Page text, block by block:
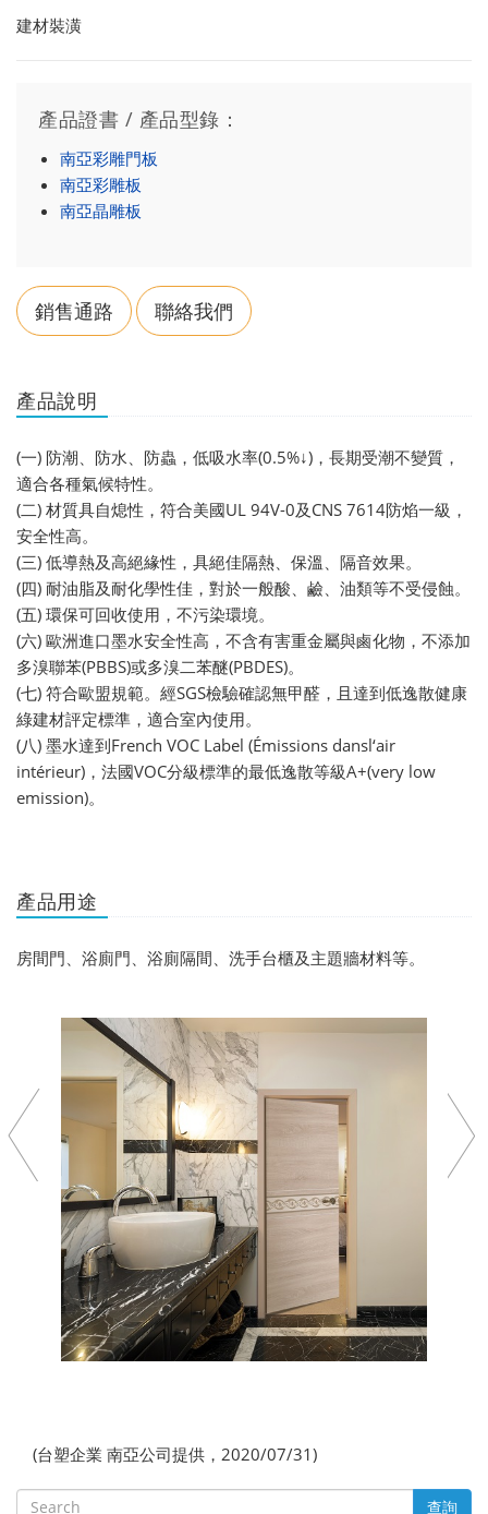
建材裝潢
產品證書 / 產品型錄：
南亞彩雕門板
南亞彩雕板
南亞晶雕板
銷售通路 聯絡我們
產品說明
(一) 防潮、防水、防蟲，低吸水率(0.5%↓)，長期受潮不變質，
適合各種氣候特性。
(二) 材質具自熄性，符合美國UL 94V-0及CNS 7614防焰一級，
安全性高。
(三) 低導熱及高絕緣性，具絕佳隔熱、保溫、隔音效果。
(四) 耐油脂及耐化學性佳，對於一般酸、鹼、油類等不受侵蝕。
(五) 環保可回收使用，不污染環境。
(六) 歐洲進口墨水安全性高，不含有害重金屬與鹵化物，不添加
多溴聯苯(PBBS)或多溴二苯醚(PBDES)。
(七) 符合歐盟規範。經SGS檢驗確認無甲醛，且達到低逸散健康
綠建材評定標準，適合室內使用。
(八) 墨水達到French VOC Label (Émissions dansl‘air
intérieur)，法國VOC分級標準的最低逸散等級A+(very low
emission)。
產品用途
房間門、浴廁門、浴廁隔間、洗手台櫃及主題牆材料等。
(台塑企業 南亞公司提供，2020/07/31)
查詢